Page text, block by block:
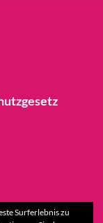
Surferlebnis zu